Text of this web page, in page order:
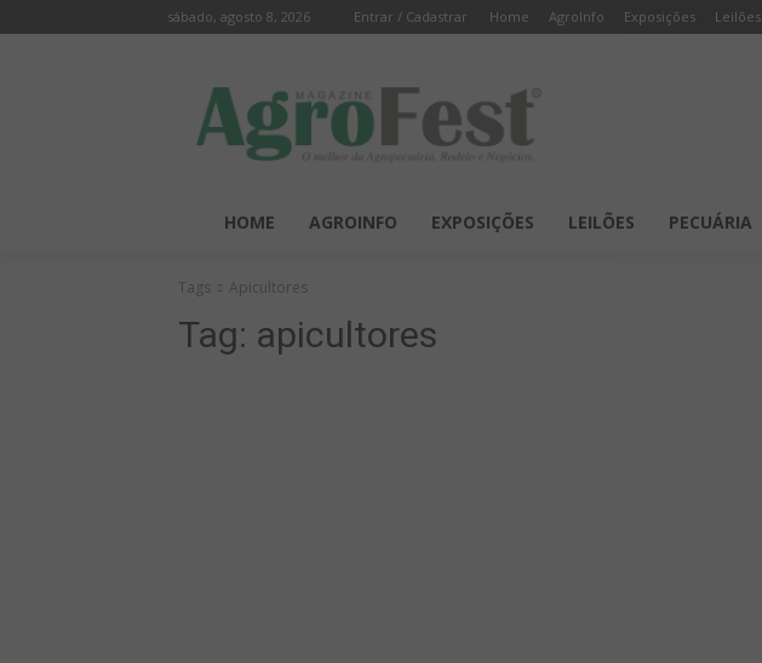
sábado, agosto 8, 2026 Entrar / Cadastrar Home AgroInfo Exposições Leilões
HOME AGROINFO EXPOSIÇÕES LEILÕES PECUÁRIA
Tags Apicultores
Tag: apicultores